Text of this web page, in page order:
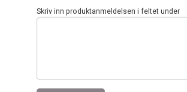
Skriv inn produktanmeldelsen i feltet under